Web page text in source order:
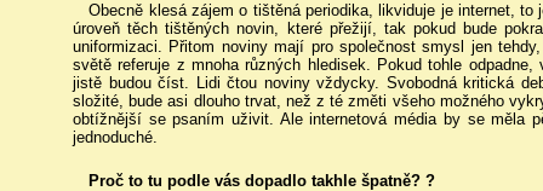
Obecně klesá zájem o tištěná periodika, likviduje je internet,
úroveň těch tištěných novin, které přežijí, tak pokud bude
uniformizaci. Přitom noviny mají pro společnost smysl jen
světě referuje z mnoha různých hledisek. Pokud tohle
jistě budou číst. Lidi čtou noviny vždycky. Svobodná kritická
složité, bude asi dlouho trvat, než z té změti všeho možného
obtížnější se psaním uživit. Ale internetová média by se měla
jednoduché.
Proč to tu podle vás dopadlo takhle špatně? ?